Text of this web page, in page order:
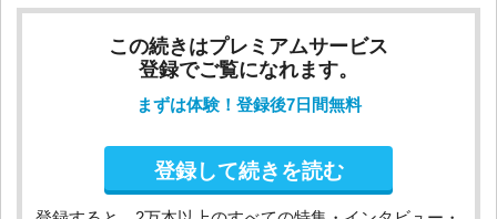
この続きはプレミアムサービス
登録でご覧になれます。
まずは体験！登録後7日間無料
登録して続きを読む